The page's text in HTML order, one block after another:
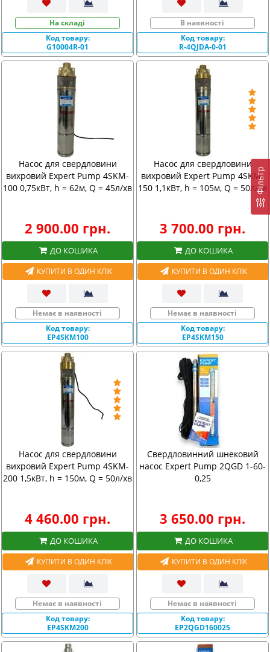
Фiльтр
На складі
Код товару:
G10004R-01
В наявності
Код товару:
R-4QJDA-0-01
Насос для свердловини
вихровий Expert Pump 4SKM-
100 0,75кВт, h = 62м, Q = 45л/хв
2 900.00 грн.
ДО КОШИКА
КУПИТИ В ОДИН КЛІК
Немає в наявності
Код товару:
EP4SKM100
Насос для свердловини
вихровий Expert Pump 4SKM-
150 1,1кВт, h = 105м, Q = 50л/хв
3 700.00 грн.
ДО КОШИКА
КУПИТИ В ОДИН КЛІК
Немає в наявності
Код товару:
EP4SKM150
Насос для свердловини
вихровий Expert Pump 4SKM-
200 1,5кВт, h = 150м, Q = 50л/хв
4 460.00 грн.
ДО КОШИКА
КУПИТИ В ОДИН КЛІК
Немає в наявності
Код товару:
EP4SKM200
Свердловинний шнековий
насос Expert Pump 2QGD 1-60-
0,25
3 650.00 грн.
ДО КОШИКА
КУПИТИ В ОДИН КЛІК
Немає в наявності
Код товару:
EP2QGD160025